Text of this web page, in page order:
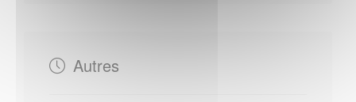
Autres